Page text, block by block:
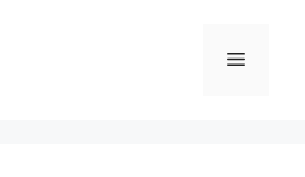
Menú